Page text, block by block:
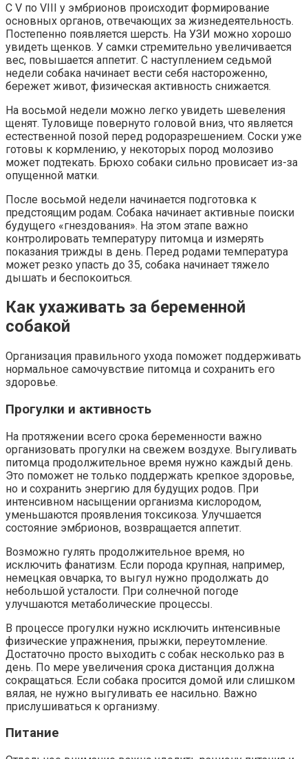
С V по VIII у эмбрионов происходит формирование
основных органов, отвечающих за жизнедеятельность.
Постепенно появляется шерсть. На УЗИ можно хорошо
увидеть щенков. У самки стремительно увеличивается
вес, повышается аппетит. С наступлением седьмой
недели собака начинает вести себя настороженно,
бережет живот, физическая активность снижается.
На восьмой недели можно легко увидеть шевеления
щенят. Туловище повернуто головой вниз, что является
естественной позой перед родоразрешением. Соски уже
готовы к кормлению, у некоторых пород молозиво
может подтекать. Брюхо собаки сильно провисает из-за
опущенной матки.
После восьмой недели начинается подготовка к
предстоящим родам. Собака начинает активные поиски
будущего «гнездования». На этом этапе важно
контролировать температуру питомца и измерять
показания трижды в день. Перед родами температура
может резко упасть до 35, собака начинает тяжело
дышать и беспокоиться.
Как ухаживать за беременной
собакой
Организация правильного ухода поможет поддерживать
нормальное самочувствие питомца и сохранить его
здоровье.
Прогулки и активность
На протяжении всего срока беременности важно
организовать прогулки на свежем воздухе. Выгуливать
питомца продолжительное время нужно каждый день.
Это поможет не только поддержать крепкое здоровье,
но и сохранить энергию для будущих родов. При
интенсивном насыщении организма кислородом,
уменьшаются проявления токсикоза. Улучшается
состояние эмбрионов, возвращается аппетит.
Возможно гулять продолжительное время, но
исключить фанатизм. Если порода крупная, например,
немецкая овчарка, то выгул нужно продолжать до
небольшой усталости. При солнечной погоде
улучшаются метаболические процессы.
В процессе прогулки нужно исключить интенсивные
физические упражнения, прыжки, переутомление.
Достаточно просто выходить с собак несколько раз в
день. По мере увеличения срока дистанция должна
сокращаться. Если собака просится домой или слишком
вялая, не нужно выгуливать ее насильно. Важно
прислушиваться к организму.
Питание